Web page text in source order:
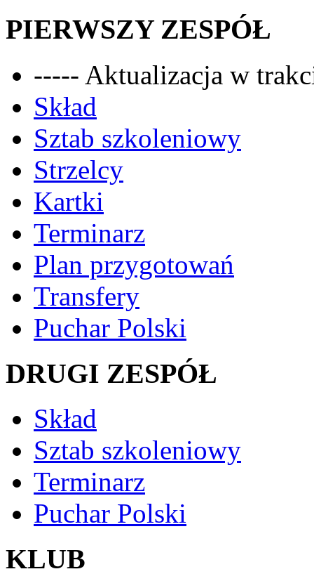
PIERWSZY ZESPÓŁ
----- Aktualizacja w
Skład
Sztab szkoleniowy
Strzelcy
Kartki
Terminarz
Plan przygotowań
Transfery
Puchar Polski
DRUGI ZESPÓŁ
Skład
Sztab szkoleniowy
Terminarz
Puchar Polski
KLUB